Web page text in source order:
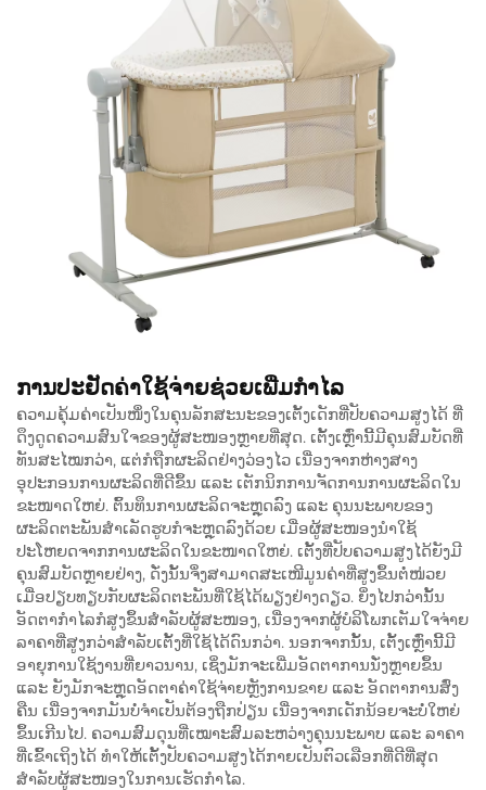
ການປະຢັດຄ່າໃຊ້ຈ່າຍຊ່ວຍເພີ່ມກຳໄລ
ຄວາມຄຸ້ມຄ່າເປັນໜຶ່ງໃນຄຸນລັກສະນະຂອງເຕັ້ງເດັກທີ່ປັບຄວາມສູງໄດ້ ທີ່
ດຶງດູດຄວາມສົນໃຈຂອງຜູ້ສະໜອງຫຼາຍທີ່ສຸດ. ເຕັ້ງເຫຼົ່ານີ້ມີຄຸນສົມບັດທີ່
ທັນສະໄໝກວ່າ, ແຕ່ກໍຖືກຜະລິດຢ່າງວ່ອງໄວ ເນື່ອງຈາກຫ່າງສາງ
ອຸປະກອນການຜະລິດທີ່ດີຂຶ້ນ ແລະ ເຕັກນິກການຈັດການການຜະລິດໃນ
ຂະໜາດໃຫຍ່. ຕົ້ນທຶນການຜະລິດຈະຫຼຸດລົງ ແລະ ຄຸນນະພາບຂອງ
ຜະລິດຕະພັນສຳເລັດຮູບກໍຈະຫຼຸດລົງດ້ວຍ ເມື່ອຜູ້ສະໜອງນຳໃຊ້
ປະໂຫຍດຈາກການຜະລິດໃນຂະໜາດໃຫຍ່. ເຕັ້ງທີ່ປັບຄວາມສູງໄດ້ຍັງມີ
ຄຸນສົມບັດຫຼາຍຢ່າງ, ດັ່ງນັ້ນຈຶ່ງສາມາດສະເໜີມູນຄ່າທີ່ສູງຂຶ້ນຕໍ່ໜ່ວຍ
ເມື່ອປຽບທຽບກັບຜະລິດຕະພັນທີ່ໃຊ້ໄດ້ພຽງຢ່າງດຽວ. ຍິ່ງໄປກວ່ານັ້ນ
ອັດຕາກຳໄລກໍສູງຂຶ້ນສຳລັບຜູ້ສະໜອງ, ເນື່ອງຈາກຜູ້ບໍລິໂພກເຕັມໃຈຈ່າຍ
ລາຄາທີ່ສູງກວ່າສຳລັບເຕັ້ງທີ່ໃຊ້ໄດ້ດົນກວ່າ. ນອກຈາກນັ້ນ, ເຕັ້ງເຫຼົ່ານີ້ມີ
ອາຍຸການໃຊ້ງານທີ່ຍາວນານ, ເຊິ່ງມັກຈະເພີ່ມອັດຕາການນັ່ງຫຼາຍຂຶ້ນ
ແລະ ຍັງມັກຈະຫຼຸດອັດຕາຄ່າໃຊ້ຈ່າຍຫຼັງການຂາຍ ແລະ ອັດຕາການສົ່ງ
ຄືນ ເນື່ອງຈາກມັນບໍ່ຈຳເປັນຕ້ອງຖືກປ່ຽນ ເນື່ອງຈາກເດັກນ້ອຍຈະບໍ່ໃຫຍ່
ຂຶ້ນເກີນໄປ. ຄວາມສົມດຸນທີ່ເໝາະສົມລະຫວ່າງຄຸນນະພາບ ແລະ ລາຄາ
ທີ່ເຂົ້າເຖິງໄດ້ ທຳໃຫ້ເຕັ້ງປັບຄວາມສູງໄດ້ກາຍເປັນຕົວເລືອກທີ່ດີທີ່ສຸດ
ສຳລັບຜູ້ສະໜອງໃນການເຮັດກຳໄລ.